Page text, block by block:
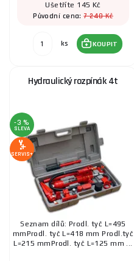
Ušetříte 145 Kč
Původní cena:7 248 Kč
ks KOUPIT
Hydraulický rozpínák 4t
-3 %
SLEVA
SERVIS+
Seznam dílů: Prodl. tyč L=495
mmProdl. tyč L=418 mm Prodl.tyč
L=215 mmProdl. tyč L=125 mm ...